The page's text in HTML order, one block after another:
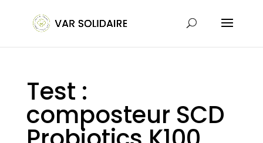
Test :
composteur SCD